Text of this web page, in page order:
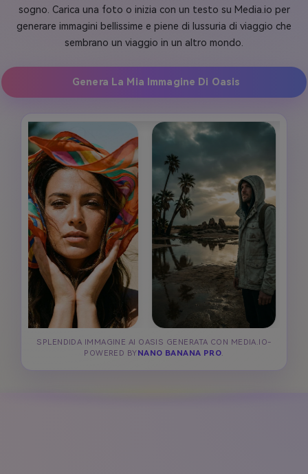
sogno. Carica una foto o inizia con un testo su Media.io per
generare immagini bellissime e piene di lussuria di viaggio che
sembrano un viaggio in un altro mondo.
Genera La Mia Immagine Di Oasis
SPLENDIDA IMMAGINE AI OASIS GENERATA CON MEDIA.IO-
POWERED BY NANO BANANA PRO.